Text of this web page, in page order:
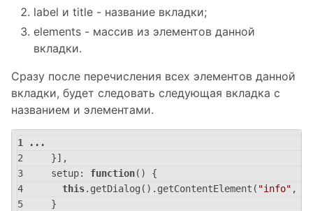
label и title - название вкладки;
elements - массив из элементов данной
вкладки.
Сразу после перечисления всех элементов данной
вкладки, будет следовать следующая вкладка с
названием и элементами.
...
    }],
setup: function( ) {
this.getDialog().getContentElement( "info" ,
    }